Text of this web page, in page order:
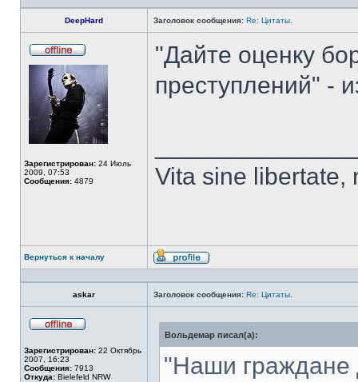
DeepHard Заголовок сообщения: Re: Цитаты.
Зарегистрирован: 24 Июль
2009, 07:53
Сообщения: 4879
"Дайте оценку
преступлений" -
Vita sine libertate,
Вернуться к началу
Профиль
askar Заголовок сообщения: Re: Цитаты.
сети
Зарегистрирован: 22 Октябрь
2007, 16:23
Сообщения: 7913
Откуда: Bielefeld NRW
Вольдемар писал(а):
"Наши граждане